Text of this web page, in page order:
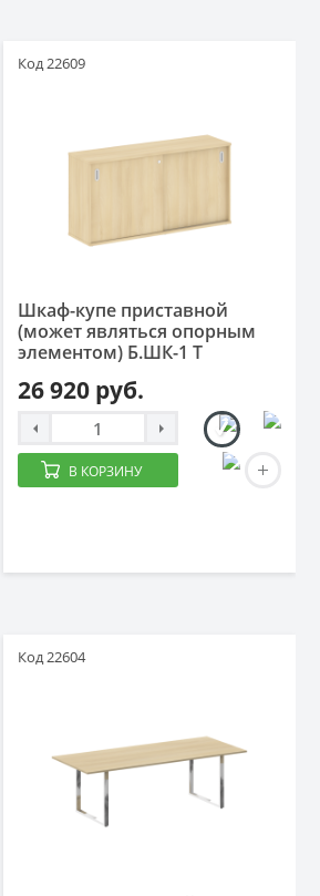
Код 22609
Шкаф-купе приставной
(может являться опорным
элементом) Б.ШК-1 Т
26 920 руб.
В КОРЗИНУ
Код 22604